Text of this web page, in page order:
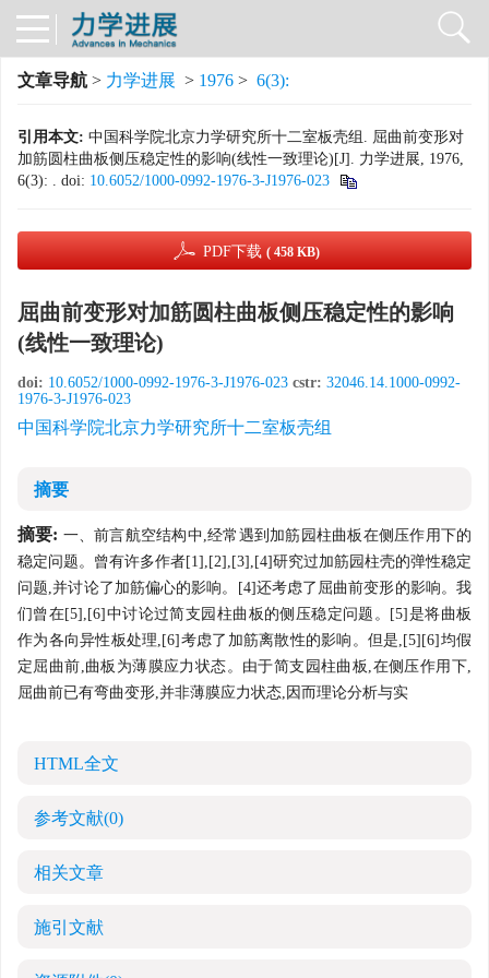
文章导航 > 力学进展 > 1976 > 6(3):
引用本文: 中国科学院北京力学研究所十二室板壳组. 屈曲前变形对
加筋圆柱曲板侧压稳定性的影响(线性一致理论)[J]. 力学进展, 1976,
6(3): . doi: 10.6052/1000-0992-1976-3-J1976-023
PDF下载 ( 458 KB)
屈曲前变形对加筋圆柱曲板侧压稳定性的影响
(线性一致理论)
doi: 10.6052/1000-0992-1976-3-J1976-023 cstr: 32046.14.1000-0992-
1976-3-J1976-023
中国科学院北京力学研究所十二室板壳组
摘要
摘要: 一、前言航空结构中,经常遇到加筋园柱曲板在侧压作用下的
稳定问题。曾有许多作者[1],[2],[3],[4]研究过加筋园柱壳的弹性稳定
问题,并讨论了加筋偏心的影响。[4]还考虑了屈曲前变形的影响。我
们曾在[5],[6]中讨论过简支园柱曲板的侧压稳定问题。[5]是将曲板
作为各向异性板处理,[6]考虑了加筋离散性的影响。但是,[5][6]均假
定屈曲前,曲板为薄膜应力状态。由于简支园柱曲板,在侧压作用下,
屈曲前已有弯曲变形,并非薄膜应力状态,因而理论分析与实
HTML全文
参考文献(0)
相关文章
施引文献